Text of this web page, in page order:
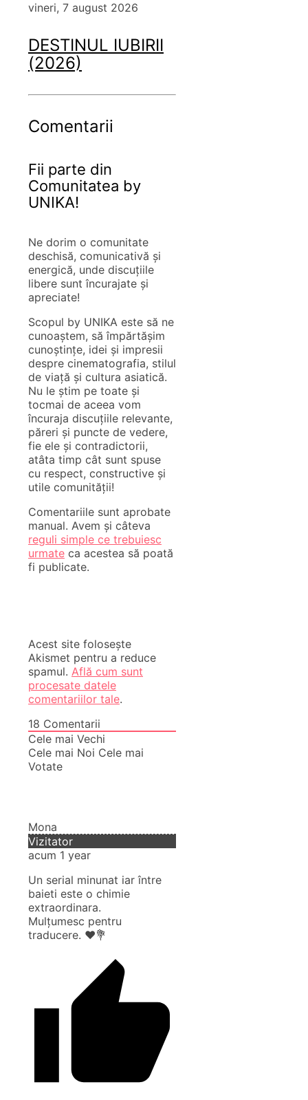
vineri, 7 august 2026
DESTINUL IUBIRII
(2026)
Comentarii
Fii parte din
Comunitatea by
UNIKA!
Ne dorim o comunitate
deschisă, comunicativă și
energică, unde discuțiile
libere sunt încurajate și
apreciate!
Scopul by UNIKA este să ne
cunoaștem, să împărtășim
cunoștințe, idei și impresii
despre cinematografia, stilul
de viață și cultura asiatică.
Nu le știm pe toate și
tocmai de aceea vom
încuraja discuțiile relevante,
păreri și puncte de vedere,
fie ele și contradictorii,
atâta timp cât sunt spuse
cu respect, constructive și
utile comunității!
Comentariile sunt aprobate
manual. Avem și câteva
reguli simple ce trebuiesc
urmate ca acestea să poată
fi publicate.
Acest site folosește
Akismet pentru a reduce
spamul. Află cum sunt
procesate datele
comentariilor tale.
18 Comentarii
Cele mai Vechi
Cele mai Noi Cele mai
Votate
Mona
Vizitator
acum 1 year
Un serial minunat iar între
baieti este o chimie
extraordinara.
Mulțumesc pentru
traducere. ❤️💐